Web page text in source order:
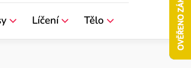
Líčení Tělo